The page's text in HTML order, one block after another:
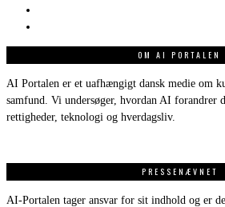
OM AI PORTALEN
AI Portalen er et uafhængigt dansk medie om
samfund. Vi undersøger, hvordan AI forandrer
rettigheder, teknologi og hverdagsliv.
PRESSENÆVNET
AI-Portalen tager ansvar for sit indhold og er